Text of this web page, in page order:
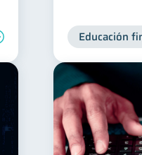
Educación